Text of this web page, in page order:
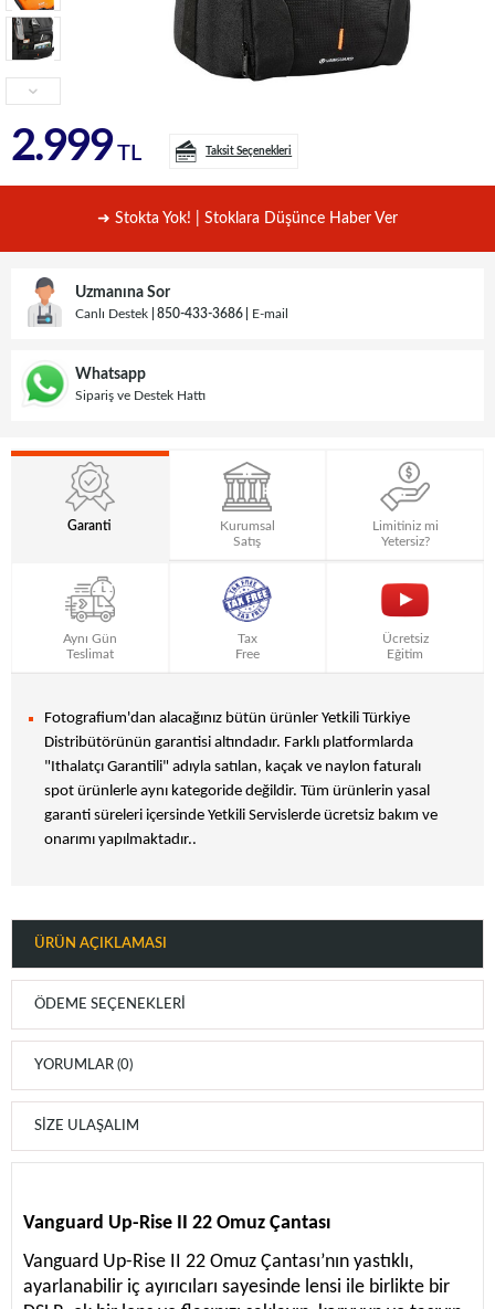
2.999 TL Taksit Seçenekleri
➜ Stokta Yok! | Stoklara Düşünce Haber Ver
Uzmanına Sor
Canlı Destek 850-433-3686 E-mail
Whatsapp
Sipariş ve Destek Hattı
Garanti
Kurumsal
Satış
Limitiniz mi
Yetersiz?
Aynı Gün
Teslimat
Tax
Free
Ücretsiz
Eğitim
Fotografium'dan alacağınız bütün ürünler Yetkili Türkiye
Distribütörünün garantisi altındadır. Farklı platformlarda
"Ithalatçı Garantili" adıyla satılan, kaçak ve naylon faturalı
spot ürünlerle aynı kategoride değildir. Tüm ürünlerin yasal
garanti süreleri içersinde Yetkili Servislerde ücretsiz bakım ve
onarımı yapılmaktadır..
ÜRÜN AÇIKLAMASI
ÖDEME SEÇENEKLERI
YORUMLAR (0)
SIZE ULAŞALIM
Vanguard Up-Rise II 22 Omuz Çantası
Vanguard Up-Rise II 22 Omuz Çantası’nın yastıklı,
ayarlanabilir iç ayırıcıları sayesinde lensi ile birlikte bir